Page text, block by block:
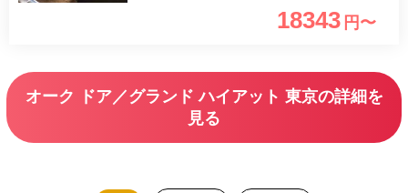
の置けないビジネス利用など、様々なシ
18343 円〜
オーク ドア／グランド ハイアット 東京の詳細を
見る